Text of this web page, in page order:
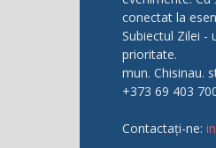
conectat la
Subiectul Zilei -
prioritate.
mun. Chisinau.
+373 69 403
Contactați-ne: